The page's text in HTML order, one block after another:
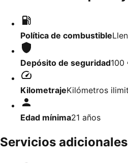
Política de combustible
Depósito de seguridad100
KilometrajeKilómetros
Edad mínima21 años
Servicios adicionales